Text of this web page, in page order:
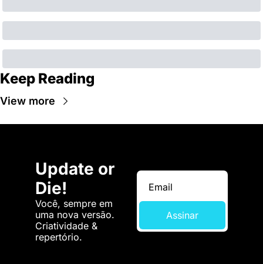
Keep Reading
View more
Update or
Die!
Você, sempre em
uma nova versão.
Criatividade &
repertório.
Assinar